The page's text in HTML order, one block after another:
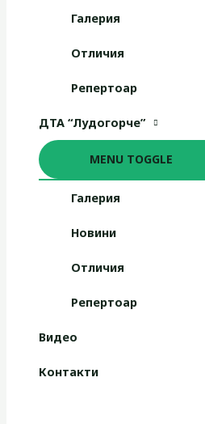
Галерия
Отличия
Репертоар
ДТА “Лудогорче”
MENU TOGGLE
Галерия
Новини
Отличия
Репертоар
Видео
Контакти